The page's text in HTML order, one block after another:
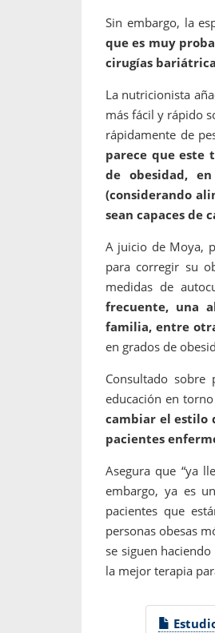
Sin embargo, la
que es muy
cirugías
La nutricionista
más fácil y rápido
rápidamente de
parece que este
de obesidad,
(considerando
sean capaces de
A juicio de Moya,
para corregir su
medidas de
frecuente, una
familia, entre
en grados de
Consultado
educación en
cambiar el estilo
pacientes
Asegura que “ya
embargo, ya es
pacientes que
personas obesas
se siguen
la mejor terapia